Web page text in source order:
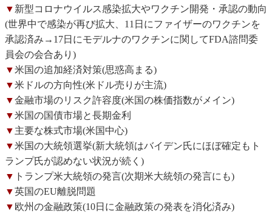
▼ 新型コロナウイルス感染拡大やワクチン開発・承認の動向
(世界中で感染が再び拡大、11日にファイザーのワクチンを
承認済み→17日にモデルナのワクチンに関してFDA諮問委
員会の会合あり)
▼米国の追加経済対策(思惑高まる)
▼米ドルの方向性(米ドル売りが主流)
▼金融市場のリスク許容度(米国の株価指数がメイン)
▼米国の国債市場と長期金利
▼ 主要な株式市場(米国中心)
▼米国の大統領選挙(新大統領はバイデン氏にほぼ確定もト
ランプ氏が認めない状況が続く)
▼ トランプ米大統領の発言(次期米大統領の発言にも)
▼英国のEU離脱問題
▼ 欧州の金融政策(10日に金融政策の発表を消化済み)